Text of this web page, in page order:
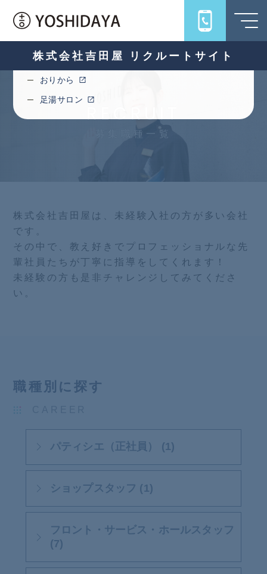
株式会社吉田屋 リクルートサイト
うちろじ
キハコ
十一ロ
おりから
足湯サロン
RECRUIT
募集職種一覧
株式会社吉田屋は、未経験入社の方が多い会社
です。
その中で、教え好きでプロフェッショナルな先
輩社員たちが丁寧に指導をしてくれます！
未経験の方も是非チャレンジしてみてくださ
い。
職種別に探す
パティシエ（正社員） (1)
ショップスタッフ (1)
フロント・サービス・ホールスタッフ
(7)